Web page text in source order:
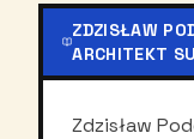
ZDZISŁAW
ARCHITEKT
Zdzisław